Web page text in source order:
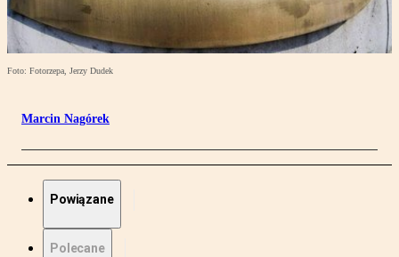
Foto: Fotorzepa, Jerzy Dudek
Marcin Nagórek
Powiązane
Polecane